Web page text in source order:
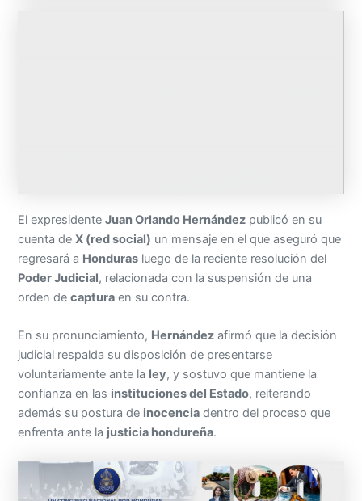
El expresidenteJuan Orlando Hernández publicó en su
cuenta deX (red social) un mensaje en el que aseguró que
regresará a Honduras luego de la reciente resolución del
Poder Judicial, relacionada con la suspensión de una
orden decaptura en su contra.
En su pronunciamiento, Hernández afirmó que la decisión
judicial respalda su disposición de presentarse
voluntariamente ante la ley, y sostuvo que mantiene la
confianza en las instituciones del Estado, reiterando
además su postura de inocencia dentro del proceso que
enfrenta ante la justicia hondureña.